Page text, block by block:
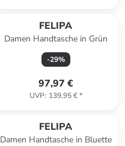
FELIPA
Damen Handtasche in Grün
-29%
97,97 €
UVP: 139,95 €*
FELIPA
Damen Handtasche in Bluette